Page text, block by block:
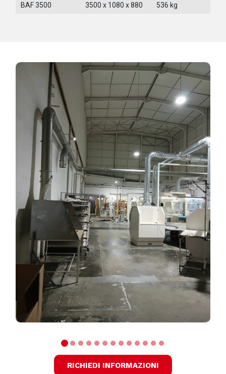
BAF 3500
3500 x 1080 x 880 536 kg
RICHIEDI INFORMAZIONI